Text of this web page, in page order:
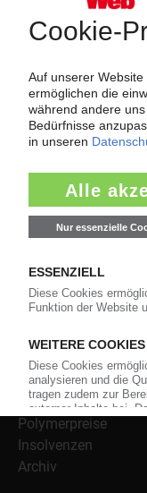
Als einer der
versorgt das
und
Nachrichten rund
Kunststoffe sowie
Material,
Bezugsquellen für
Informationen wie
Nachrichten
Alle Nachrichten
Branche
Technologie
Polymerpreise
Insolvenzen
Archiv